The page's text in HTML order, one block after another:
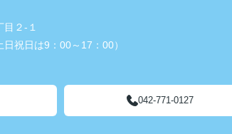
２-１
祝日は9：00～17：00）
042-771-0127